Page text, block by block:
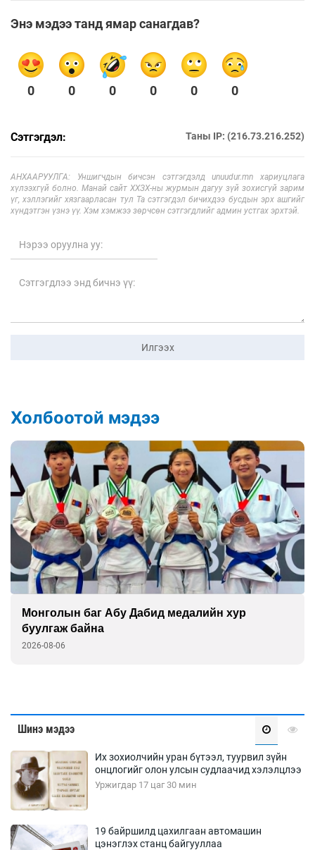
Энэ мэдээ танд ямар санагдав?
0 0 0 0 0 0
Сэтгэгдэл: Таны IP: (216.73.216.252)
АНХААРУУЛГА: Уншигчдын бичсэн сэтгэгдэлд unuudur.mn хариуцлага
хүлээхгүй болно. Манай сайт ХХЗХ-ны журмын дагуу зүй зохисгүй зарим
үг, хэллэгийг хязгаарласан тул Та сэтгэгдэл бичихдээ бусдын эрх ашгийг
хүндэтгэн үзнэ үү. Хэм хэмжээ зөрчсөн сэтгэгдлийг админ устгах эрхтэй.
Илгээх
Холбоотой мэдээ
Монголын баг Абу Дабид медалийн хур
буулгаж байна
2026-08-06
Шинэ мэдээ
Их зохиолчийн уран бүтээл, туурвил зүйн
онцлогийг олон улсын судлаачид хэлэлцлээ
Уржигдар 17 цаг 30 мин
19 байршилд цахилгаан автомашин
цэнэглэх станц байгууллаа